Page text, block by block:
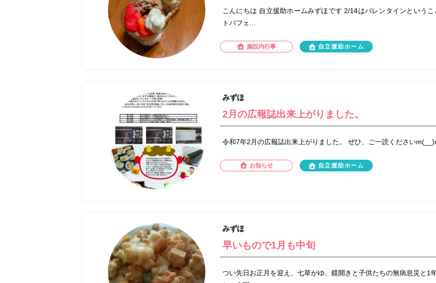
こんにちは 自立援助ホームみずほです 2/14はバレンタインという
トパフェ...
施設内行事 自立援助ホーム
みずほ
2月の広報誌出来上がりました。
令和7年2月の広報誌出来上がりました。 ぜひ、ご一読ください
お知らせ 自立援助ホーム
みずほ
早いもので1月も中旬
つい先日お正月を迎え、七草がゆ、鏡開きと子供たちの無病息災と1